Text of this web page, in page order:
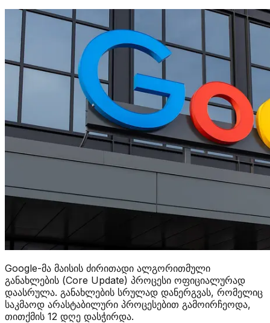
Google-მა მაისის ძირითადი ალგორითმული
განახლების (Core Update) პროცესი ოფიციალურად
დაასრულა. განახლების სრულად დანერგვას, რომელიც
საკმაოდ არასტაბილური პროცესებით გამოირჩეოდა,
თითქმის 12 დღე დასჭირდა.